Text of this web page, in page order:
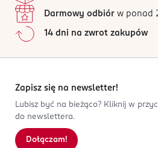
Darmowy odbiór w ponad
14 dni na zwrot zakupów
Zapisz się na newsletter!
Lubisz być na bieżąco? Kliknij w
do newslettera.
Dołączam!